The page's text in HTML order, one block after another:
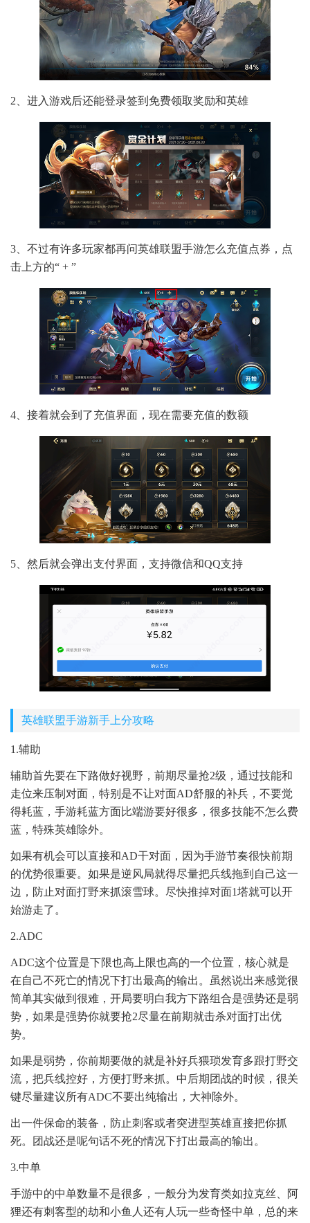
2、进入游戏后还能登录签到免费领取奖励和英雄
3、不过有许多玩家都再问英雄联盟手游怎么充值点券，点
击上方的“ + ”
4、接着就会到了充值界面，现在需要充值的数额
5、然后就会弹出支付界面，支持微信和QQ支持
英雄联盟手游新手上分攻略
1.辅助
辅助首先要在下路做好视野，前期尽量抢2级，通过技能和
走位来压制对面，特别是不让对面AD舒服的补兵，不要觉
得耗蓝，手游耗蓝方面比端游要好很多，很多技能不怎么费
蓝，特殊英雄除外。
如果有机会可以直接和AD干对面，因为手游节奏很快前期
的优势很重要。如果是逆风局就得尽量把兵线拖到自己这一
边，防止对面打野来抓滚雪球。尽快推掉对面1塔就可以开
始游走了。
2.ADC
ADC这个位置是下限也高上限也高的一个位置，核心就是
在自己不死亡的情况下打出最高的输出。虽然说出来感觉很
简单其实做到很难，开局要明白我方下路组合是强势还是弱
势，如果是强势你就要抢2尽量在前期就击杀对面打出优
势。
如果是弱势，你前期要做的就是补好兵猥琐发育多跟打野交
流，把兵线控好，方便打野来抓。中后期团战的时候，很关
键尽量建议所有ADC不要出纯输出，大神除外。
出一件保命的装备，防止刺客或者突进型英雄直接把你抓
死。团战还是呢句话不死的情况下打出最高的输出。
3.中单
手游中的中单数量不是很多，一般分为发育类如拉克丝、阿
狸还有刺客型的劫和小鱼人还有人玩一些奇怪中单，总的来